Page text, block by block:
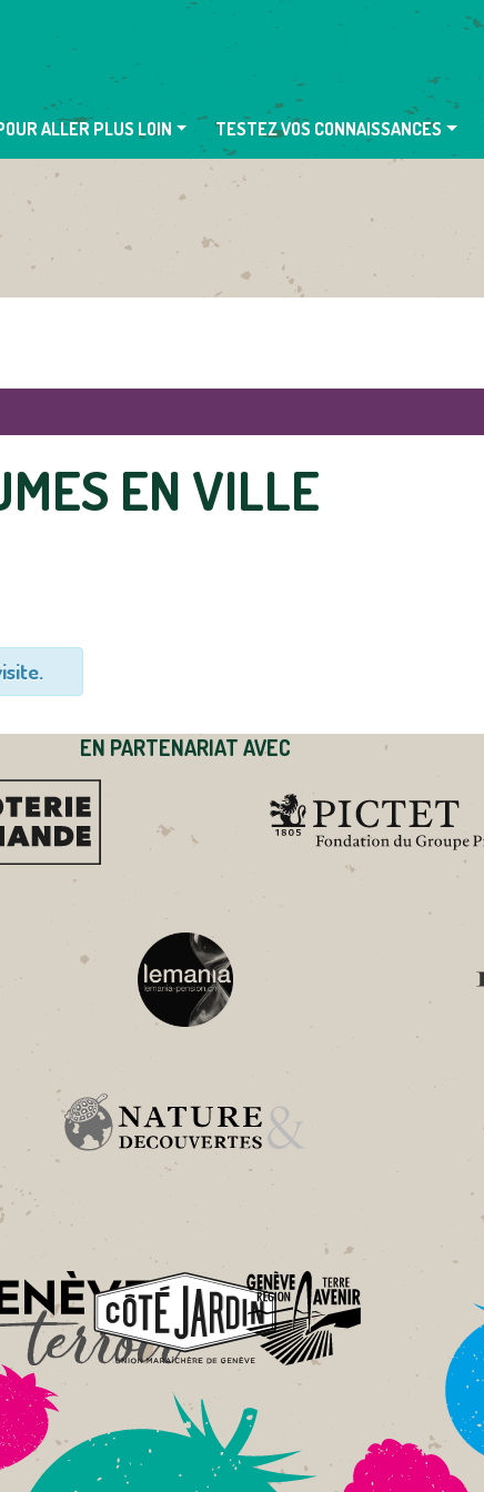
ALLER PLUS LOIN TESTEZ VOS CONNAISSANCES
EN VILLE
EN PARTENARIAT AVEC